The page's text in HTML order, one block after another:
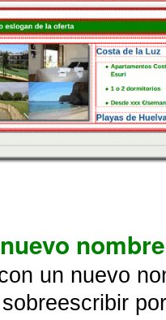
nombre
un nuevo